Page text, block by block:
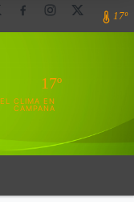
17º
17º
EL CLIMA EN
CAMPANA